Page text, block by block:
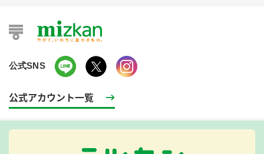
公式SNS
公式アカウント一覧